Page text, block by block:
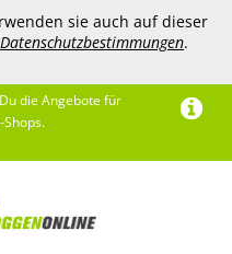
sie auch auf dieser
Datenschutzbestimmungen.
die Angebote für